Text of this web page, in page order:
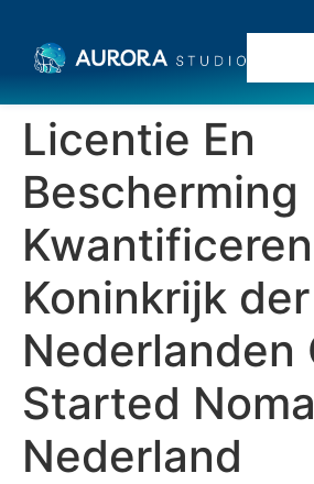
Licentie En
Bescherming
Kwantificeren
Koninkrijk der
Nederlanden
Started
Nederland